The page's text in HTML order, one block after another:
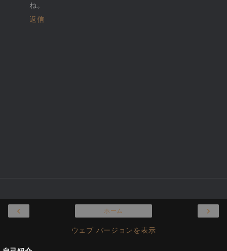
ね。
返信
‹ ›
ホーム
ウェブ バージョンを表示